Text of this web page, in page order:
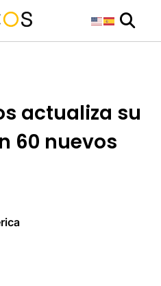
actualiza su
60 nuevos